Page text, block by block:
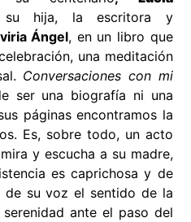
su hija, la escritora y
Ángel, en un libro que
una meditación
Conversaciones con mi
ser una biografía ni una
páginas encontramos la
Es, sobre todo, un acto
y escucha a su madre,
es caprichosa y de
de su voz el sentido de la
ante el paso del